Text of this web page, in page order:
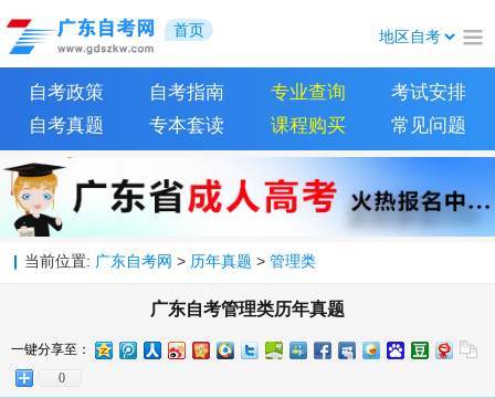
首页
自考政策 自考指南 专业查询
考试安排
自考真题
专本套读 课程购买 常见问题
当前位置: 广东自考网 > 历年真题 > 管理类
广东自考管理类历年真题
一键分享至：
0